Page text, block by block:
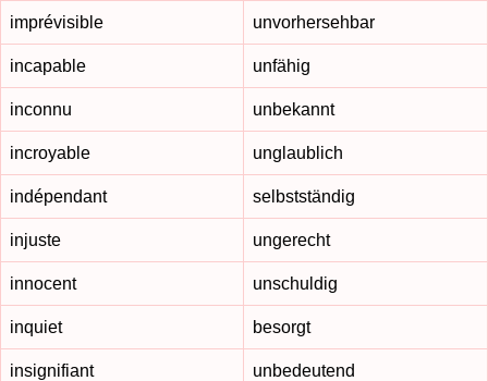
imprévisible unvorhersehbar
incapable unfähig
inconnu unbekannt
incroyable unglaublich
indépendant selbstständig
injuste ungerecht
innocent unschuldig
inquiet besorgt
insignifiant unbedeutend